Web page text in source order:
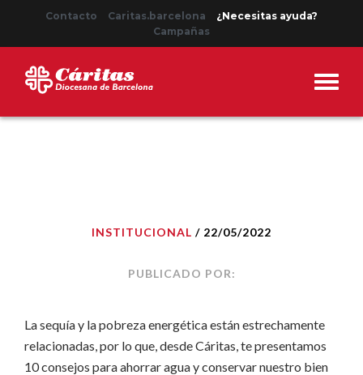
Contacto Caritas.barcelona
¿Necesitas ayuda?
Campañas
INSTITUCIONAL / 22/05/2022
PUBLICADO POR:
La sequía y la pobreza energética están estrechamente
relacionadas, por lo que, desde Cáritas, te presentamos
10 consejos para ahorrar agua y conservar nuestro bien